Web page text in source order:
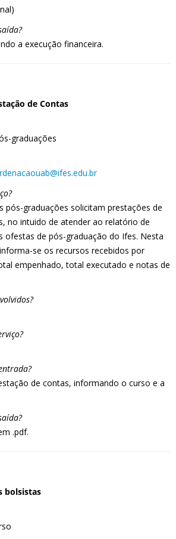
a execução financeira.
de Contas
graduações
pós-graduações solicitam prestações de
no intuido de atender ao relatório de
ofestas de pós-graduação do Ifes. Nesta
se os recursos recebidos por
empenhado, total executado e notas de
de contas, informando o curso e a
.pdf.
bolsistas